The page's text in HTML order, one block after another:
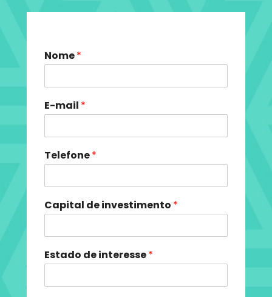
Nome*
E-mail *
Telefone*
Capital de investimento *
Estado de interesse*